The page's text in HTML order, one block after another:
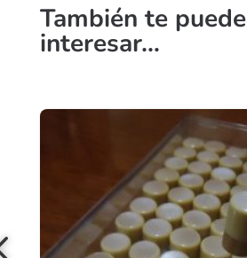
También te puede
interesar…